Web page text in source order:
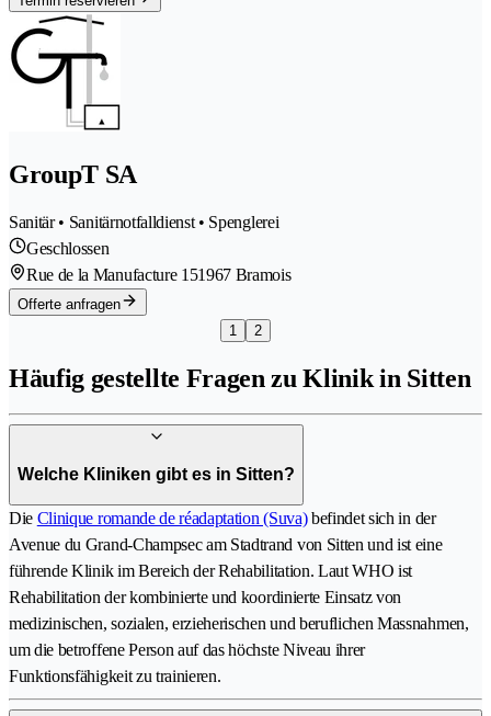
GroupT SA
Sanitär • Sanitärnotfalldienst • Spenglerei
Geschlossen
Rue de la Manufacture 151967 Bramois
Offerte anfragen
1
2
Häufig gestellte Fragen zu Klinik in Sitten
Welche Kliniken gibt es in Sitten?
Die Clinique romande de réadaptation (Suva)befindet sich in der
Avenue du Grand-Champsec am Stadtrand von Sitten und ist eine
führende Klinik im Bereich der Rehabilitation. Laut WHO ist
Rehabilitation der kombinierte und koordinierte Einsatz von
medizinischen, sozialen, erzieherischen und beruflichen Massnahmen,
um die betroffene Person auf das höchste Niveau ihrer
Funktionsfähigkeit zu trainieren.